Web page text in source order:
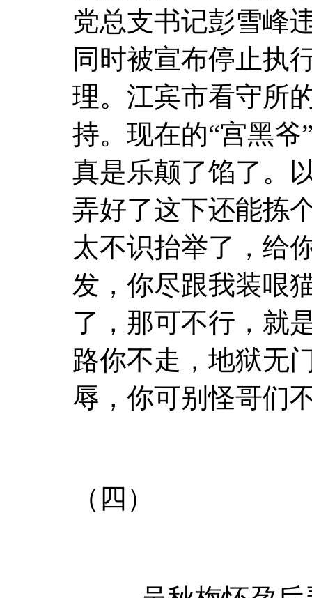
党总支书记彭雪峰
同时被宣布停止执
理。江宾市看守所
持。现在的“宫黑
真是乐颠了馅了。
弄好了这下还能拣
太不识抬举了，给
发，你尽跟我装哏
了，那可不行，就
路你不走，地狱无
辱，你可别怪哥们
（四）